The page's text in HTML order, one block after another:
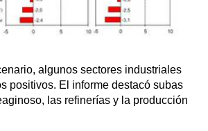
algunos sectores industriales
positivos. El informe destacó subas
las refinerías y la producción